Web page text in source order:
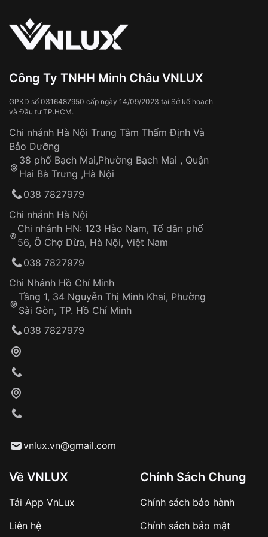
Từ khóa SEO:
Thời gian vận chuyển trung bình: 3 – 5 ngày
làm việc
Áp dụng cho tất cả tỉnh thành trên toàn quốc
Thời gian tính từ khi xác nhận đơn hàng thành
công
Hotline: 0585 215 215
Từ khóa SEO:
Khách hàng kiểm tra và thanh toán trực tiếp
Từ khóa SEO:
sản phẩm đặc biệt
Sử dụng sai cách như:
Tiếp xúc với hóa chất, chất tẩy rửa
Đeo đồng hồ khi tắm nước nóng, xông
Đồng hồ bị hư hỏng do:
Tai nạn hoặc tác động từ bên ngoài
Hao mòn tự nhiên theo thời gian:
Dây đeo
Sản phẩm đã bị:
Tự ý sửa chữa
thống VNLUX
Đảm bảo quyền lợi khách hàng
Đồng hành cùng khách hàng trong suốt quá
trình sử dụng
Công Ty TNHH Minh Châu VNLUX
GPKD số 0316487950 cấp ngày 14/09/2023 tại Sở kế hoạch
và Đầu tư TP.HCM.
Chi nhánh Hà Nội Trung Tâm Thẩm Định Và
Bảo Dưỡng
38 phố Bạch Mai,Phường Bạch Mai , Quận
Hai Bà Trưng ,Hà Nội
038 7827979
Chi nhánh Hà Nội
Chi nhánh HN: 123 Hào Nam, Tổ dân phố
56, Ô Chợ Dừa, Hà Nội, Việt Nam
038 7827979
Chi Nhánh Hồ Chí Minh
Tầng 1, 34 Nguyễn Thị Minh Khai, Phường
Sài Gòn, TP. Hồ Chí Minh
038 7827979
vnlux.vn@gmail.com
Về VNLUX
Tải App VnLux
Liên hệ
Chính Sách Chung
Chính sách bảo hành
Chính sách bảo mật